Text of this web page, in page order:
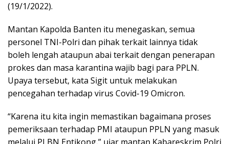
(19/1/2022).
Mantan Kapolda Banten itu menegaskan, semua
personel TNI-Polri dan pihak terkait lainnya tidak
boleh lengah ataupun abai terkait dengan penerapan
prokes dan masa karantina wajib bagi para PPLN.
Upaya tersebut, kata Sigit untuk melakukan
pencegahan terhadap virus Covid-19 Omicron.
“Karena itu kita ingin memastikan bagaimana proses
pemeriksaan terhadap PMI ataupun PPLN yang masuk